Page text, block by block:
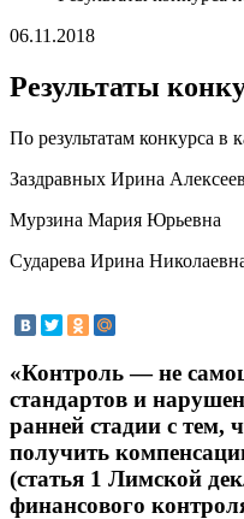
06.11.2018
Результаты
По результатам конкурса
Заздравных Ирина
Мурзина Мария Юрьевна
Сударева Ирина
«Контроль — не
стандартов и
ранней стадии с тем,
получить
(статья 1 Лимской
финансового